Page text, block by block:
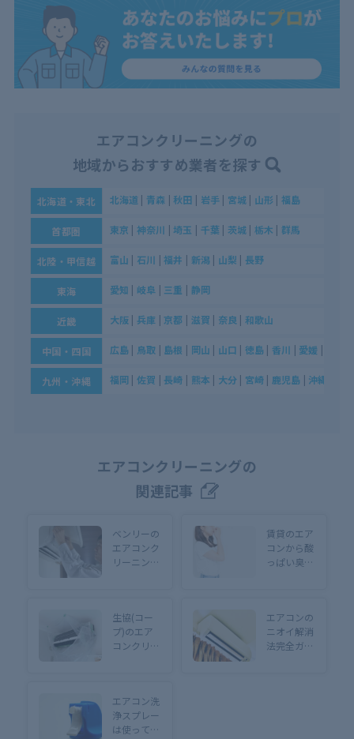
エアコンクリーニングの
地域からおすすめ業者を探す
北海道・東北 北海道 | 青森 | 秋田 | 岩手| 宮城| 山形|福島
首都圏 東京 |神奈川 | 埼玉 | 千葉| 茨城| 栃木 |群馬
北陸・甲信越 富山 | 石川 |福井 | 新潟| 山梨 | 長野
東海 愛知 | 岐阜 | 三重 | 静岡
近畿 大阪| 兵庫 |京都 | 滋賀 | 奈良 | 和歌山
中国・四国 広島| 鳥取 | 島根 | 岡山 | 山口 | 徳島|香川 | 愛媛 |
九州・沖縄 福岡|佐賀 | 長崎 | 熊本 | 大分| 宮崎| 鹿児島 | 沖縄
エアコンクリーニングの
関連記事
ベンリーの
エアコンク
リーニング
口コミ・評
判も徹底解
説！
賃貸のエア
コンから酸
っぱい臭い
因を徹底解
説
生協(コー
プ)のエア
コンクリー
ビス申込方
法まで徹底
解説！
エアコンの
ニオイ解消
法完全ガイ
エアコン洗
浄スプレー
は使っては